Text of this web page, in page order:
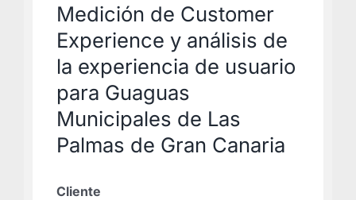
Medición de Customer
Experience y análisis de
la experiencia de usuario
para Guaguas
Municipales de Las
Palmas de Gran Canaria
Cliente